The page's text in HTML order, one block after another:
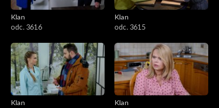
Klan
odc. 3616
Klan
odc. 3615
Klan
Klan